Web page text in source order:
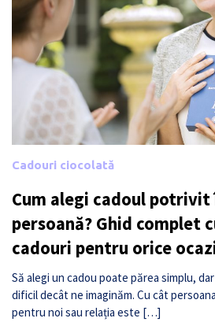
Cadouri ciocolată
Cum alegi cadoul
persoană? Ghid complet
cadouri pentru orice
Să alegi un cadou poate părea simplu,
dificil decât ne imaginăm. Cu cât
pentru noi sau relația este […]